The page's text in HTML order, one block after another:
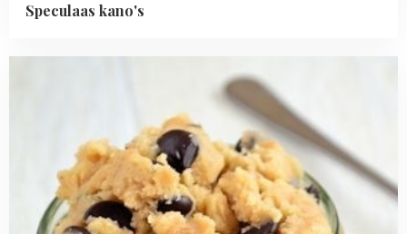
Speculaas kano's
chocolate
chips